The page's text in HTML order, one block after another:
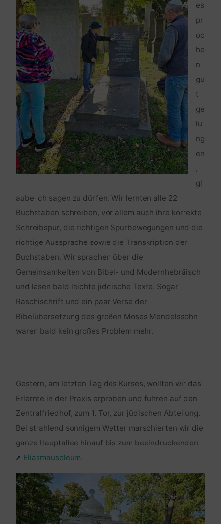
es
pr
oc
he
n
gu
t
ge
lu
ng
en
,
gl
aube ich sagen zu dürfen. Wir lernten alle 22
Buchstaben schreiben, vor allem auch ihre korrekte
Schreibspur, die richtigen Spurbewegungen und die
richtige Aussprache sowie die Transkription der
Buchstaben. Wir sprachen über die
Gemeinsamkeiten von Bibel- und Modernhebräisch
und lasen bald leichte jiddische Texte. Sogar
Raschischrift und ein paar Verse der
Bibelübersetzung des großen Moses Mendelssohn
waren bald kein großes Problem mehr.
Gestern, am letzten Tag des Kurses, wollten wir das
Erlernte in der Praxis erproben und fuhren auf den
Zentralfriedhof, zum 1. Tor, zur jüdischen Abteilung.
Bei strahlend sonnigem Wetter marschierten wir die
ganze Hauptallee hinauf bis zum beeindruckenden
Eliasmausoleum.